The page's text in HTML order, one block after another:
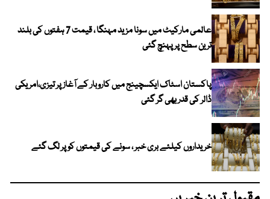
عالمی مارکیٹ میں سونا مزید مہنگا ، قیمت 7 ہفتوں کی بلند
ترین سطح پر پہنچ گئی
پاکستان اسٹاک ایکسچینج میں کاروبار کے آغاز پر تیزی،امریکی
ڈالر کی قدر بھی گر گئی
خریداروں کیلئے بری خبر ، سونے کی قیمتوں کو پر لگ گئے